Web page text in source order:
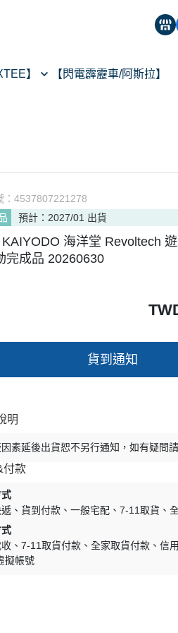
】
【閃電霹靂車/阿斯拉】
【經典
【預購專
反詐騙指
：4537807221278
預計：2027/01 出貨
海洋堂 Revoltech
完成品 20260630
貨到通知
明
素延後出貨恕不另行通知，如有疑問
付款
貨到付款 一般宅配 7-11取貨
7-11取貨付款 全家取貨付款
信
擬帳號